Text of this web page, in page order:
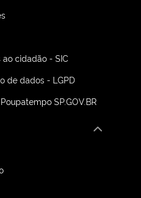
cidadão - SIC
de dados - LGPD
SP.GOV.BR